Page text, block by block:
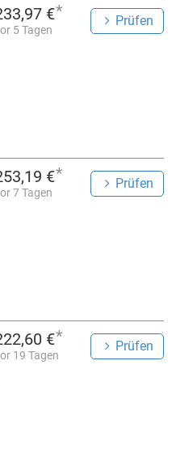
€*
5 Tagen
Prüfen
€*
7 Tagen
Prüfen
€*
19 Tagen
Prüfen